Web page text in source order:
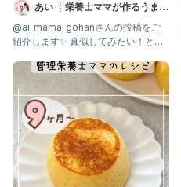
あい ︴栄養士ママが作るうまう
ま離乳食
@ai_mama_gohanさんの投稿をご
紹介します✨ 真似してみたい！と思